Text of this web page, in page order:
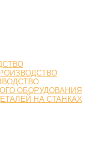
ОБОРУДОВАНИЯ
НА СТАНКАХ